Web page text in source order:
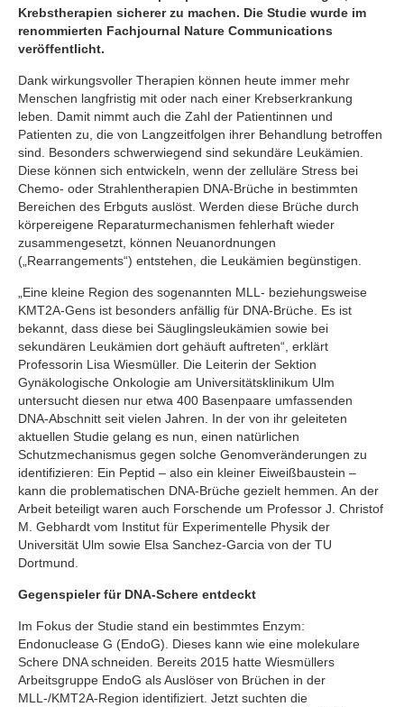
Krebstherapien sicherer zu machen. Die Studie wurde im
renommierten Fachjournal Nature Communications
veröffentlicht.
Dank wirkungsvoller Therapien können heute immer mehr
Menschen langfristig mit oder nach einer Krebserkrankung
leben. Damit nimmt auch die Zahl der Patientinnen und
Patienten zu, die von Langzeitfolgen ihrer Behandlung betroffen
sind. Besonders schwerwiegend sind sekundäre Leukämien.
Diese können sich entwickeln, wenn der zelluläre Stress bei
Chemo- oder Strahlentherapien DNA-Brüche in bestimmten
Bereichen des Erbguts auslöst. Werden diese Brüche durch
körpereigene Reparaturmechanismen fehlerhaft wieder
zusammengesetzt, können Neuanordnungen
(„Rearrangements“) entstehen, die Leukämien begünstigen.
„Eine kleine Region des sogenannten MLL- beziehungsweise
KMT2A-Gens ist besonders anfällig für DNA-Brüche. Es ist
bekannt, dass diese bei Säuglingsleukämien sowie bei
sekundären Leukämien dort gehäuft auftreten“, erklärt
Professorin Lisa Wiesmüller. Die Leiterin der Sektion
Gynäkologische Onkologie am Universitätsklinikum Ulm
untersucht diesen nur etwa 400 Basenpaare umfassenden
DNA-Abschnitt seit vielen Jahren. In der von ihr geleiteten
aktuellen Studie gelang es nun, einen natürlichen
Schutzmechanismus gegen solche Genomveränderungen zu
identifizieren: Ein Peptid – also ein kleiner Eiweißbaustein –
kann die problematischen DNA-Brüche gezielt hemmen. An der
Arbeit beteiligt waren auch Forschende um Professor J. Christof
M. Gebhardt vom Institut für Experimentelle Physik der
Universität Ulm sowie Elsa Sanchez-Garcia von der TU
Dortmund.
Gegenspieler für DNA-Schere entdeckt
Im Fokus der Studie stand ein bestimmtes Enzym:
Endonuclease G (EndoG). Dieses kann wie eine molekulare
Schere DNA schneiden. Bereits 2015 hatte Wiesmüllers
Arbeitsgruppe EndoG als Auslöser von Brüchen in der
MLL-/KMT2A-Region identifiziert. Jetzt suchten die